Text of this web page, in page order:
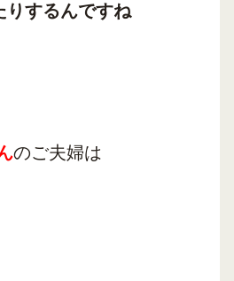
りするんですね
のご夫婦は